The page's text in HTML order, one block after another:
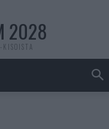
2028